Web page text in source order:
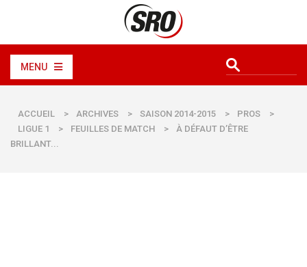
MENU
ACCUEIL > ARCHIVES > SAISON 2014-2015 > PROS
>
LIGUE 1
> FEUILLES DE MATCH >
À DÉFAUT D’ÊTRE
BRILLANT...